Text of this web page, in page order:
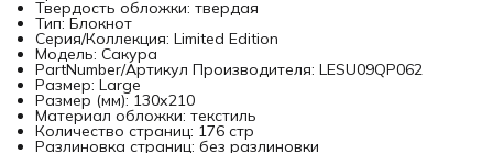
Твердость обложки: твердая
Тип: Блокнот
Серия/Коллекция: Limited Edition
Модель: Сакура
PartNumber/Артикул Производителя: LESU09QP062
Размер: Large
Размер (мм): 130х210
Материал обложки: текстиль
Количество страниц: 176 стр
Разлиновка страниц: без разлиновки